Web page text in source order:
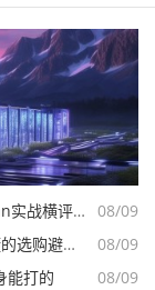
08/09
还能跑满带宽？
08/09
避坑指南
08/09
能打的